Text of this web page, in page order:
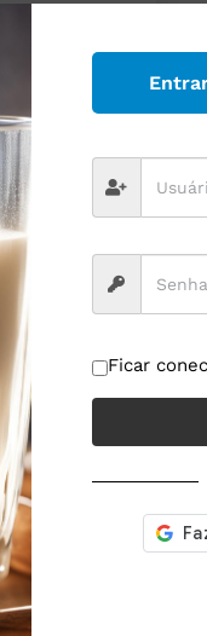
lácteos,
e as
tornar
de
Ficar